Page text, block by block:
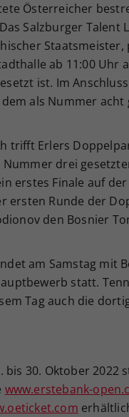
Österreicher
Salzburger Talent
ab 11:00 Uhr
ist. Im
als Nummer
trifft Erlers
drei
erstes Finale auf
ersten Runde der
den Bosnier
am Samstag mit
statt.
Tag auch die
30. Oktober 2022
www.erstebank-